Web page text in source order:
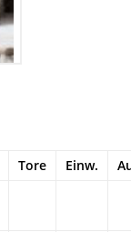
Tore Einw.